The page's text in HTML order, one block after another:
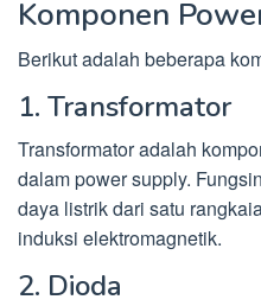
Komponen
Berikut adalah beberapa
1. Transformator
Transformator adalah
dalam power supply.
daya listrik dari satu
induksi elektromagnetik.
2. Dioda